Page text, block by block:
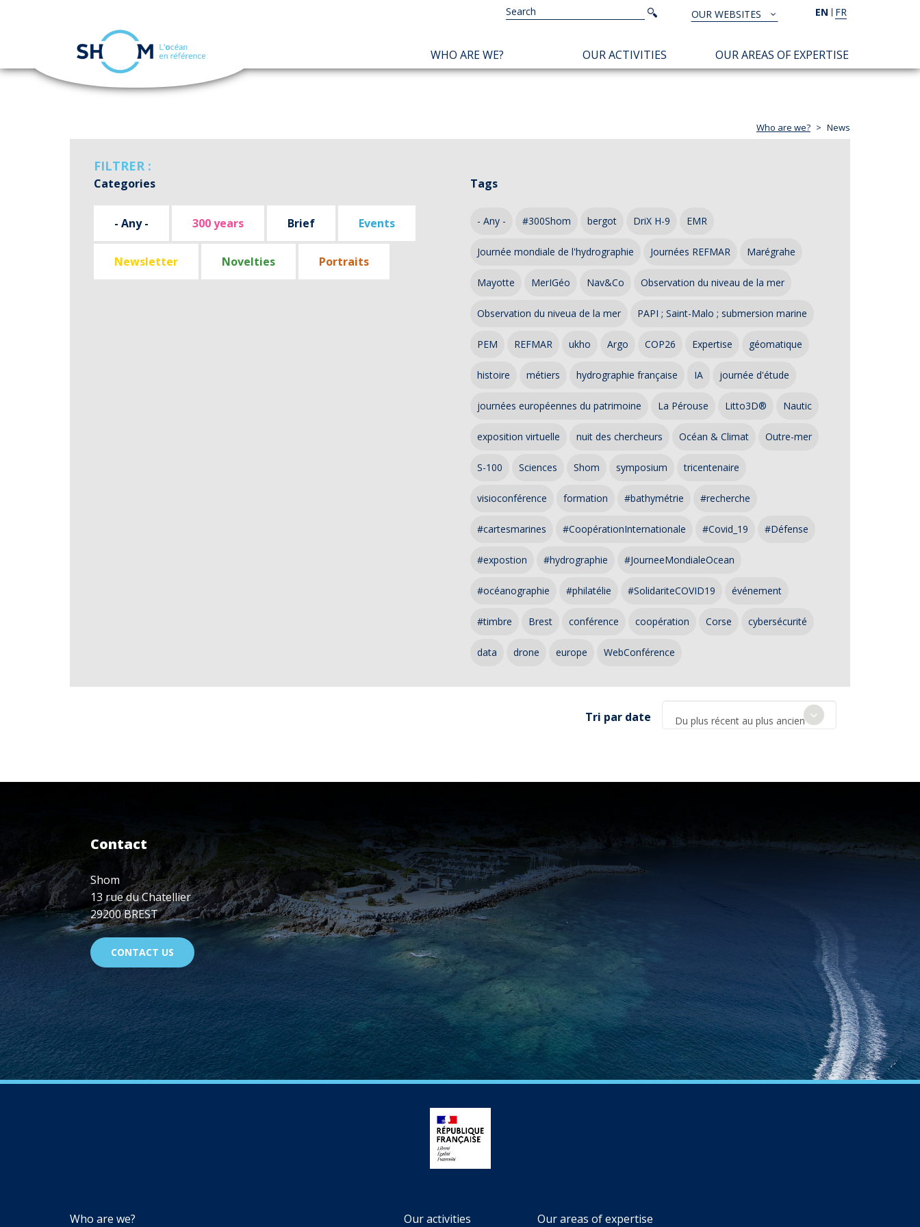
Skip
EN FR
TOUS
NOS
SITES
OUR WEBSITES
Search
Search
NAVIGATION
PRINCIPALE
WHO ARE WE? OUR ACTIVITIES OUR AREAS OF EXPERTISE
Who are we? News
FILTRER :
Categories
- Any - 300 years Brief Events
Newsletter Novelties Portraits
Tags
- Any - #300Shom bergot DriX H-9 EMR
Journée mondiale de l'hydrographie Journées REFMAR Marégrahe
Mayotte MerIGéo Nav&Co Observation du niveau de la mer
Observation du niveua de la mer PAPI ; Saint-Malo ; submersion marine
PEM REFMAR ukho Argo COP26 Expertise géomatique
histoire métiers hydrographie française IA journée d'étude
journées européennes du patrimoine La Pérouse Litto3D® Nautic
exposition virtuelle nuit des chercheurs Océan & Climat Outre-mer
S-100 Sciences Shom symposium tricentenaire
visioconférence formation #bathymétrie #recherche
#cartesmarines #CoopérationInternationale #Covid_19 #Défense
#expostion #hydrographie #JourneeMondialeOcean
#océanographie #philatélie #SolidariteCOVID19 événement
#timbre Brest conférence coopération Corse cybersécurité
data drone europe WebConférence
Tri par date Du plus récent au plus ancien
Contact
Shom
13 rue du Chatellier
29200 BREST
CONTACT US
NAVIGATION
Who are we? Our activities Our areas of expertise